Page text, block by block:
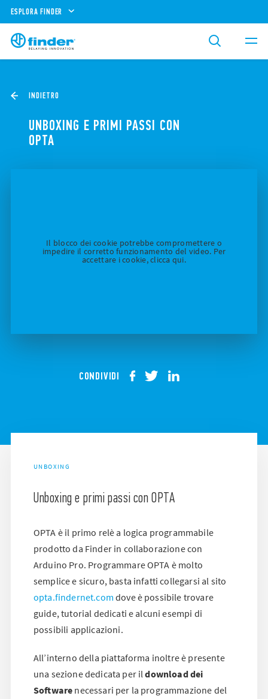
ESPLORA FINDER
INDIETRO
UNBOXING E PRIMI PASSI CON
OPTA
Il blocco dei cookie potrebbe compromettere o
impedire il corretto funzionamento del video. Per
accettare i cookie, clicca qui.
CONDIVIDI
UNBOXING
Unboxing e primi passi con OPTA
OPTA è il primo relè a logica programmabile
prodotto da Finder in collaborazione con
Arduino Pro. Programmare OPTA è molto
semplice e sicuro, basta infatti collegarsi al sito
opta.findernet.com dove è possibile trovare
guide, tutorial dedicati e alcuni esempi di
possibili applicazioni.
All’interno della piattaforma inoltre è presente
una sezione dedicata per ildownload dei
Software necessari per la programmazione del